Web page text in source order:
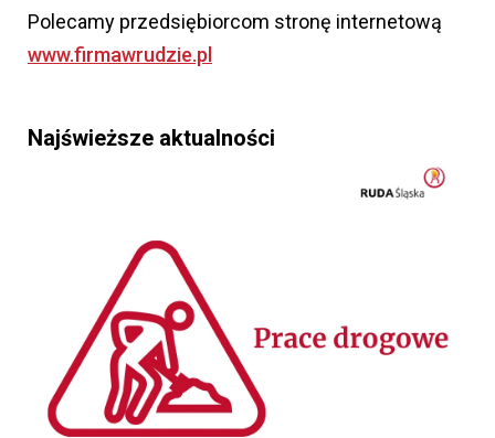
Polecamy przedsiębiorcom stronę internetową
www.firmawrudzie.pl
Najświeższe aktualności